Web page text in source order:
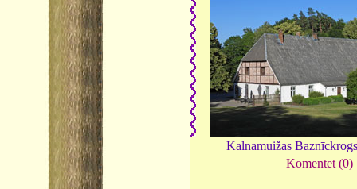
Kalnamuižas
Komentēt (0)